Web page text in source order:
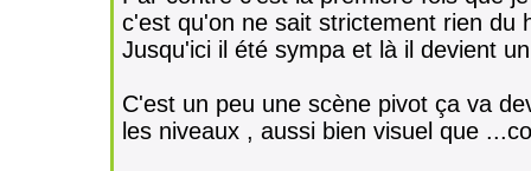
c'est qu'on ne sait strictement rien du
Jusqu'ici il été sympa et là il devient
C'est un peu une scène pivot ça va
les niveaux , aussi bien visuel que